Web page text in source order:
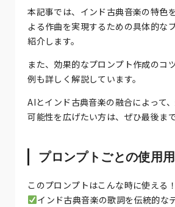
本記事では、インド古典音楽の特色
よる作曲を実現するための具体的な
紹介します。
また、効果的なプロンプト作成のコ
例も詳しく解説しています。
AIとインド古典音楽の融合によって
可能性を広げたい方は、ぜひ最後ま
プロンプトごとの使用
このプロンプトはこんな時に使える！
インド古典音楽の歌詞を伝統的な